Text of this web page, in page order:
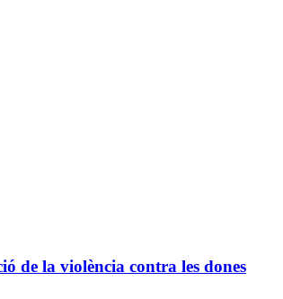
de la violència contra les dones